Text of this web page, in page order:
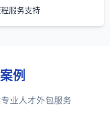
服务支持
例
业人才外包服务